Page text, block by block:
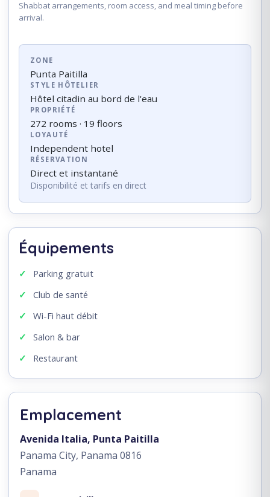
Shabbat arrangements, room access, and meal timing before
arrival.
ZONE
Punta Paitilla
STYLE HÔTELIER
Hôtel citadin au bord de l'eau
PROPRIÉTÉ
272 rooms · 19 floors
LOYAUTÉ
Independent hotel
RÉSERVATION
Direct et instantané
Disponibilité et tarifs en direct
Équipements
Parking gratuit
Club de santé
Wi-Fi haut débit
Salon & bar
Restaurant
Emplacement
Avenida Italia, Punta Paitilla
Panama City, Panama 0816
Panama